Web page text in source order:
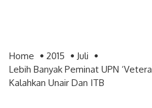
Home 2015
Juli
Lebih Banyak Peminat UPN
Kalahkan Unair Dan ITB